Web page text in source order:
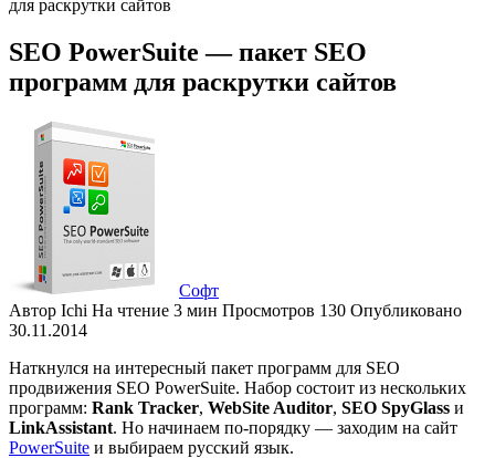
для раскрутки сайтов
SEO PowerSuite — пакет SEO
программ для раскрутки сайтов
Софт
Автор Ichi На чтение 3 мин Просмотров 130 Опубликовано
30.11.2014
Наткнулся на интересный пакет программ для SEO
продвижения SEO PowerSuite. Набор состоит из нескольких
программ: Rank Tracker, WebSite Auditor, SEO SpyGlass и
LinkAssistant. Но начинаем по-порядку — заходим на сайт
PowerSuite и выбираем русский язык.